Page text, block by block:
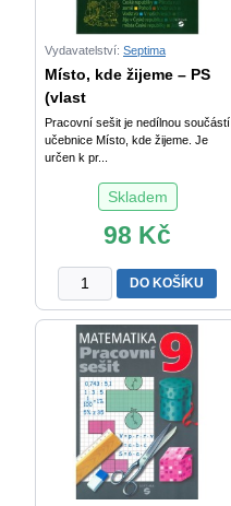
Vydavatelství: Septima
Místo, kde žijeme – PS
(vlast
Pracovní sešit je nedílnou součástí
učebnice Místo, kde žijeme. Je
určen k pr...
Skladem
98 Kč
Místo,
kde
žijeme
(vlastivěda)
množství
DO KOŠÍKU